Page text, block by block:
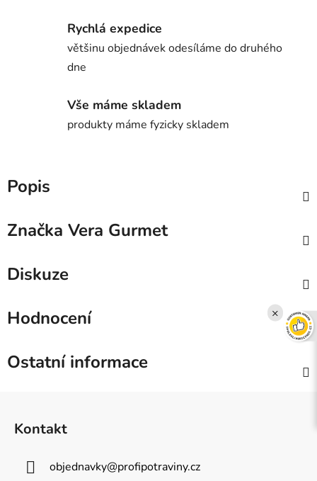
×
Rychlá expedice
většinu objednávek odesíláme do druhého
dne
Vše máme skladem
produkty máme fyzicky skladem
Popis
Značka Vera Gurmet
Diskuze
Hodnocení
Ostatní informace
Kontakt
objednavky@profipotraviny.cz